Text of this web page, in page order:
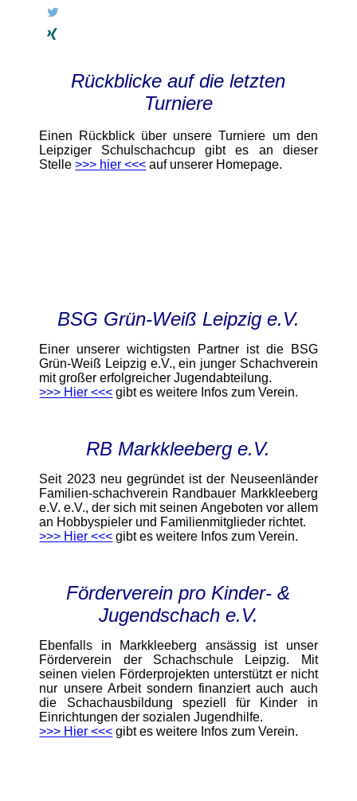
Rückblicke auf die letzten
Turniere
Einen Rückblick über unsere Turniere um den
Leipziger Schulschachcup gibt es an dieser
Stelle>>> hier <<< auf unserer Homepage.
BSG Grün-Weiß Leipzig e.V.
Einer unserer wichtigsten Partner ist die BSG
Grün-Weiß Leipzig e.V., ein junger Schachverein
mit großer erfolgreicher Jugendabteilung.
>>> Hier <<< gibt es weitere Infos zum Verein.
RB Markkleeberg e.V.
Seit 2023 neu gegründet ist der Neuseenländer
Familien-schachverein Randbauer Markkleeberg
e.V. e.V., der sich mit seinen Angeboten vor allem
an Hobbyspieler und Familienmitglieder richtet.
>>> Hier <<< gibt es weitere Infos zum Verein.
Förderverein pro Kinder- &
Jugendschach e.V.
Ebenfalls in Markkleeberg ansässig ist unser
Förderverein der Schachschule Leipzig. Mit
seinen vielen Förderprojekten unterstützt er nicht
nur unsere Arbeit sondern finanziert auch auch
die Schachausbildung speziell für Kinder in
Einrichtungen der sozialen Jugendhilfe.
>>> Hier <<< gibt es weitere Infos zum Verein.